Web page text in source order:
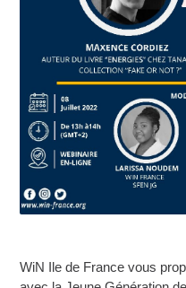
WiN Ile de France vous